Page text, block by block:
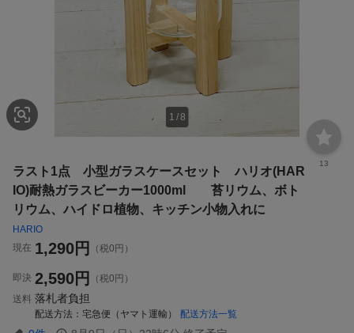
1 /8
13
ラスト1点 小型ガラスケースセット ハリオ(HAR
IO)耐熱ガラスビーカー1000ml 苔リウム、ボト
リウム、ハイドロ植物、キッチン小物入れに
HARIO
現在 1,290円 （税0円）
即決 2,590円
（税0円）
送料 落札者負担
配送方法 宅急便（ヤマト運輸） 配送方法一覧